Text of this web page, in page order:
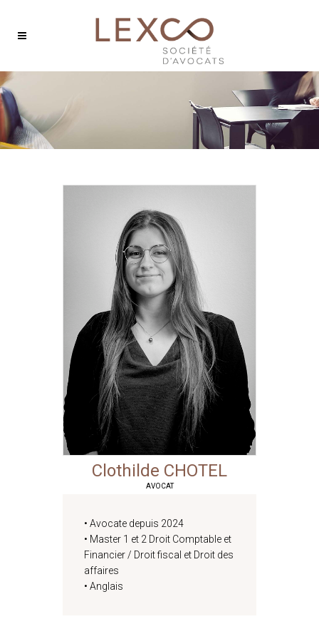
Clothilde CHOTEL
AVOCAT
• Avocate depuis 2024
• Master 1 et 2 Droit Comptable et
Financier / Droit fiscal et Droit des
affaires
• Anglais